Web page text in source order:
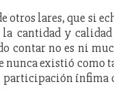
lares, que si
cantidad y
contar no es ni
existió como
ínfima